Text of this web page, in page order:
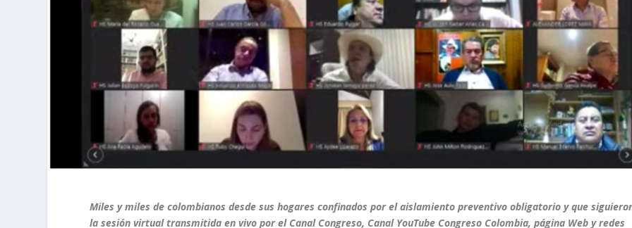
Miles y miles de colombianos desde sus hogares confinados por el aislamiento preventivo obligatorio y que
la sesión virtual transmitida en vivo por el Canal Congreso, Canal YouTube Congreso Colombia, página Web y redes